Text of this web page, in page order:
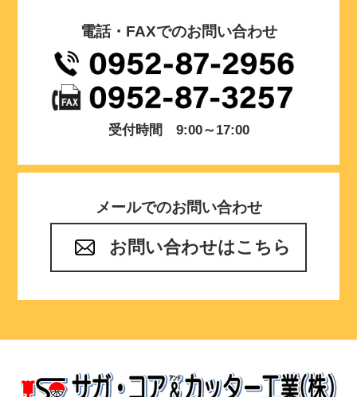
電話・FAXでのお問い合わせ
受付時間 9:00～17:00
メールでのお問い合わせ
お問い合わせはこちら